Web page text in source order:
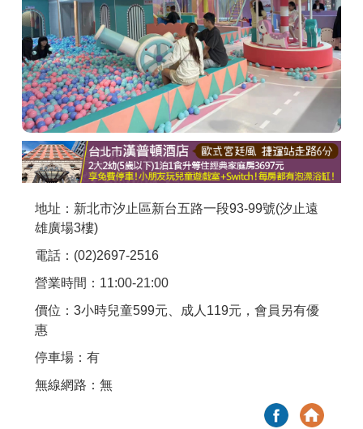
討論區
聯絡我們
APP下載
地址：新北市汐止區新台五路一段93-99號(汐止遠
雄廣場3樓)
電話：(02)2697-2516
營業時間：11:00-21:00
價位：3小時兒童599元、成人119元，會員另有優
惠
停車場：有
無線網路：無